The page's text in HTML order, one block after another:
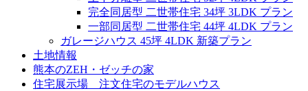
完全同居型 二世帯住宅 34坪 3LDK プラン
一部同居型 二世帯住宅 44坪 4LDK プラン
ガレージハウス 45坪 4LDK 新築プラン
土地情報
熊本のZEH・ゼッチの家
住宅展示場 注文住宅のモデルハウス